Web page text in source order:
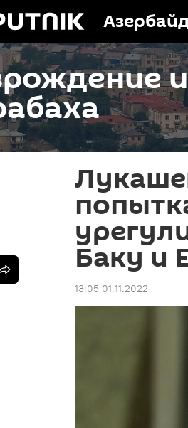
Баку и
13:05 01.11.2022